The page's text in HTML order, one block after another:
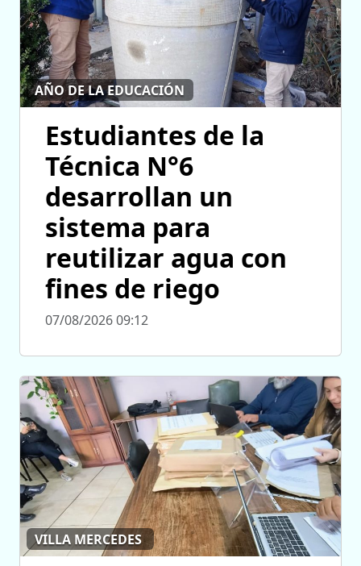
AÑO DE LA EDUCACIÓN
Estudiantes de la
Técnica N°6
desarrollan un
sistema para
reutilizar agua con
fines de riego
07/08/2026 09:12
VILLA MERCEDES